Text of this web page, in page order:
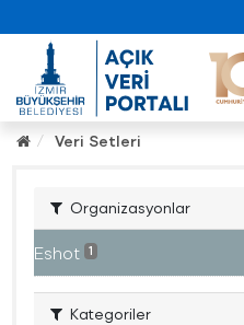
Veri Setleri
Organizasyonlar
Eshot 1
Kategoriler